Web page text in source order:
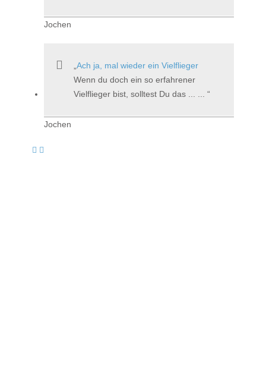
Jochen
Ach ja, mal wieder ein Vielflieger
Wenn du doch ein so erfahrener
Vielflieger bist, solltest Du das ... ...
Jochen